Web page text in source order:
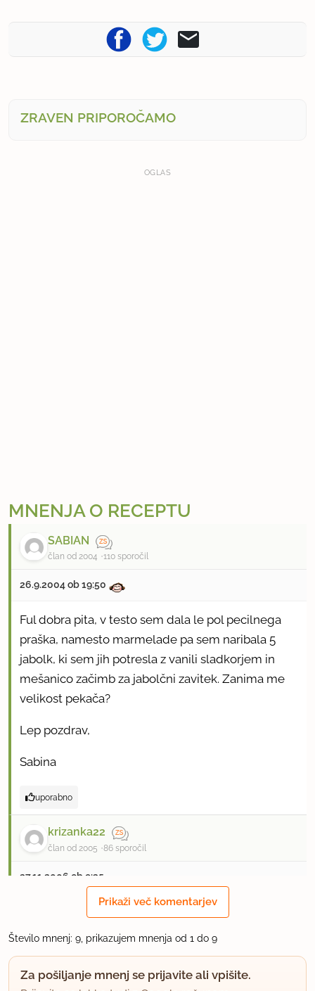
ZRAVEN PRIPOROČAMO
OGLAS
MNENJA O RECEPTU
SABIAN
član od 2004 110 sporočil
26.9.2004 ob 19:50
Ful dobra pita, v testo sem dala le pol pecilnega
praška, namesto marmelade pa sem naribala 5
jabolk, ki sem jih potresla z vanili sladkorjem in
mešanico začimb za jabolčni zavitek. Zanima me
velikost pekača?
Lep pozdrav,
Sabina
uporabno
krizanka22
član od 2005 86 sporočil
27.11.2006 ob 9:35
Imam zelo podoben recept in moram reči, da je
zelo dobra pita. Seveda ocena 5.
Prikaži več komentarjev
Število mnenj: 9, prikazujem mnenja od 1 do 9
Za pošiljanje mnenj se prijavite ali vpišite.